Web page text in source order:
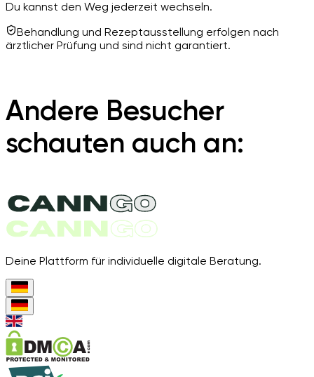
Du kannst den Weg jederzeit wechseln.
Behandlung und Rezeptausstellung erfolgen nach
ärztlicher Prüfung und sind nicht garantiert.
Andere Besucher
schauten auch an:
Deine Plattform für individuelle digitale Beratung.